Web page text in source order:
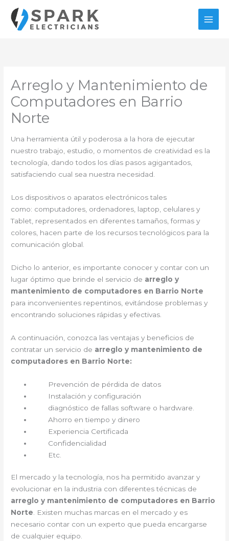
contenido
Arreglo y Mantenimiento de
Computadores en Barrio
Norte
Una herramienta útil y poderosa a la hora de ejecutar
nuestro trabajo, estudio, o momentos de creatividad es la
tecnología, dando todos los días pasos agigantados,
satisfaciendo cual sea nuestra necesidad.
Los dispositivos o aparatos electrónicos tales
como: computadores, ordenadores, laptop, celulares y
Tablet, representados en diferentes tamaños, formas y
colores, hacen parte de los recursos tecnológicos para la
comunicación global.
Dicho lo anterior, es importante conocer y contar con un
lugar óptimo que brinde el servicio de arreglo y
mantenimiento de computadores en Barrio Norte
para inconvenientes repentinos, evitándose problemas y
encontrando soluciones rápidas y efectivas.
A continuación, conozca las ventajas y beneficios de
contratar un servicio de arreglo y mantenimiento de
computadores en Barrio Norte:
Prevención de pérdida de datos
Instalación y configuración
diagnóstico de fallas software o hardware.
Ahorro en tiempo y dinero
Experiencia Certificada
Confidencialidad
Etc.
El mercado y la tecnología, nos ha permitido avanzar y
evolucionar en la industria con diferentes técnicas de
arreglo y mantenimiento de computadores en Barrio
Norte. Existen muchas marcas en el mercado y es
necesario contar con un experto que pueda encargarse
de cualquier equipo.